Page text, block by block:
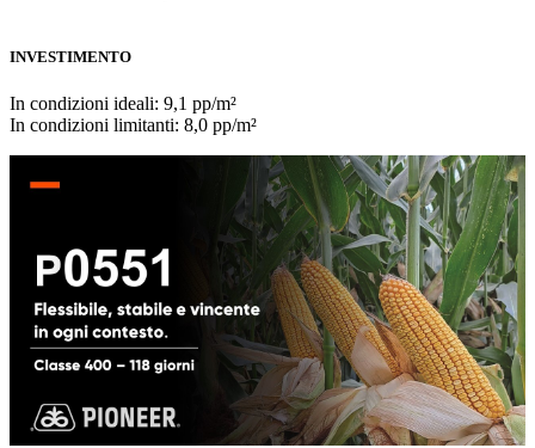
INVESTIMENTO
In condizioni ideali: 9,1 pp/m²
In condizioni limitanti: 8,0 pp/m²